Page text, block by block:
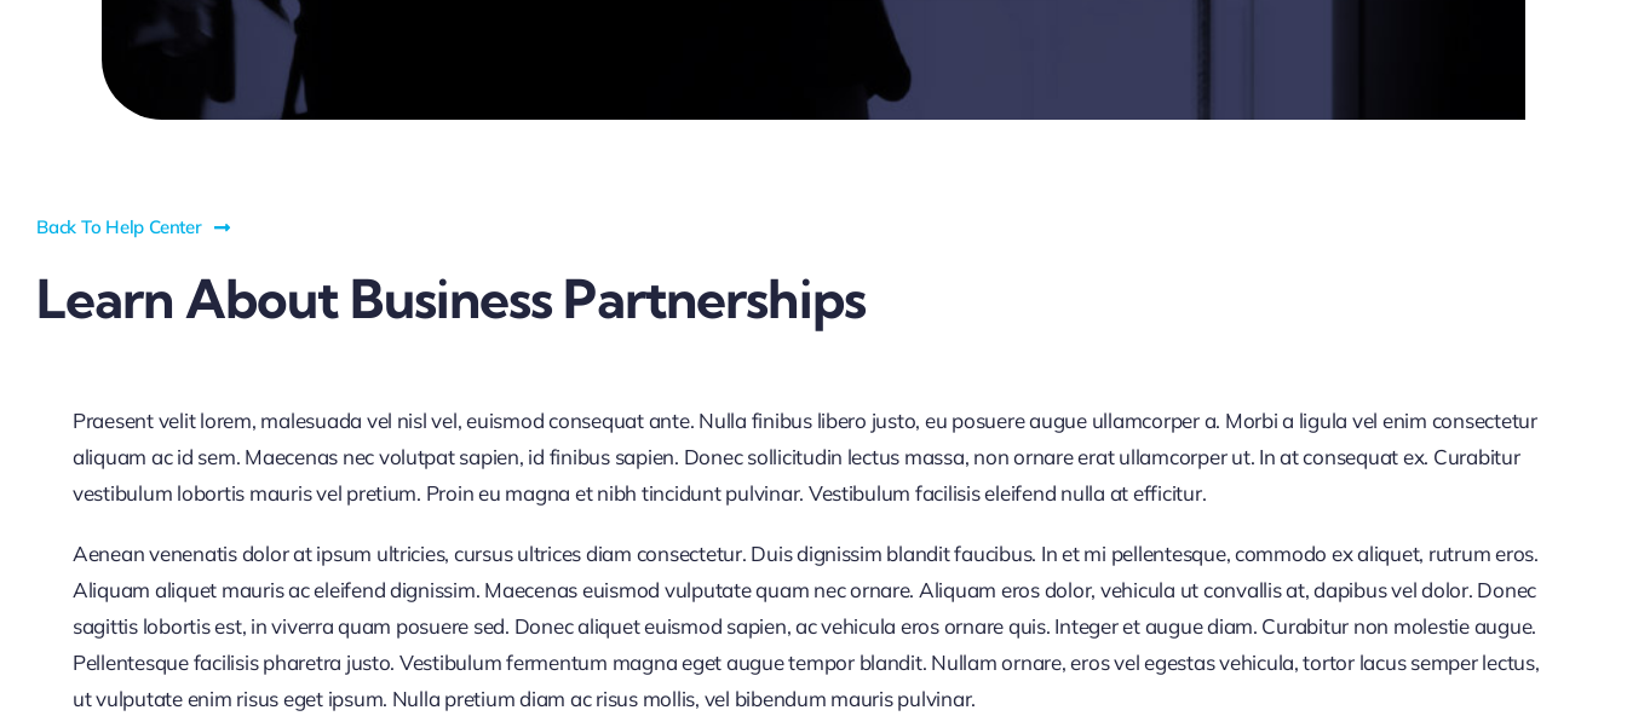
Back To Help Center
Learn About Business Partnerships
Praesent velit lorem, malesuada vel nisl vel, euismod consequat ante. Nulla finibus libero justo, eu posuere augue ullamcorper a. Morbi a ligula vel enim consectetur
aliquam ac id sem. Maecenas nec volutpat sapien, id finibus sapien. Donec sollicitudin lectus massa, non ornare erat ullamcorper ut. In at consequat ex. Curabitur
vestibulum lobortis mauris vel pretium. Proin eu magna et nibh tincidunt pulvinar. Vestibulum facilisis eleifend nulla at efficitur.
Aenean venenatis dolor at ipsum ultricies, cursus ultrices diam consectetur. Duis dignissim blandit faucibus. In et mi pellentesque, commodo ex aliquet, rutrum eros.
Aliquam aliquet mauris ac eleifend dignissim. Maecenas euismod vulputate quam nec ornare. Aliquam eros dolor, vehicula ut convallis at, dapibus vel dolor. Donec
sagittis lobortis est, in viverra quam posuere sed. Donec aliquet euismod sapien, ac vehicula eros ornare quis. Integer et augue diam. Curabitur non molestie augue.
Pellentesque facilisis pharetra justo. Vestibulum fermentum magna eget augue tempor blandit. Nullam ornare, eros vel egestas vehicula, tortor lacus semper lectus,
ut vulputate enim risus eget ipsum. Nulla pretium diam ac risus mollis, vel bibendum mauris pulvinar.